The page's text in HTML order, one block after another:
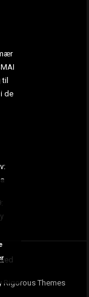
til
de
Rigorous Themes